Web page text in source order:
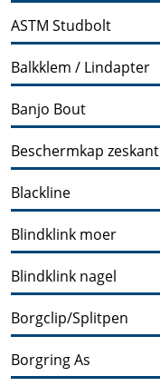
ASTM Studbolt
Balkklem / Lindapter
Banjo Bout
Beschermkap zeskant
Blackline
Blindklink moer
Blindklink nagel
Borgclip/Splitpen
Borgring As